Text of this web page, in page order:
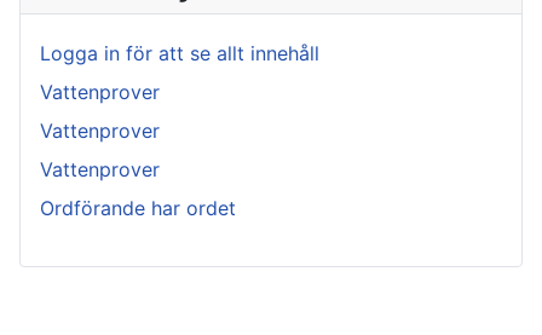
Logga in för att se allt innehåll
Vattenprover
Vattenprover
Vattenprover
Ordförande har ordet